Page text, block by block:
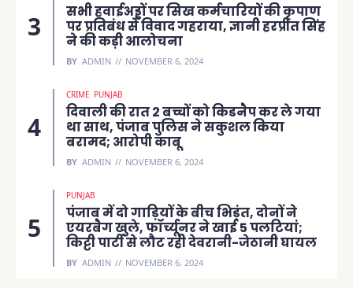
सभी हवाईअड्डों पर सिख कर्मचारियों की कृपाण
पर प्रतिबंध से विवाद गहराया, ज्ञानी हरप्रीत सिंह
ने की कड़ी आलोचना
BY ADMIN NOVEMBER 6, 2024
CRIME PUNJAB
दिवाली की रात 2 बच्चों को किडनैप कर ले गया
था साथ, पंजाब पुलिस ने सकुशल किया
बरामद; आरोपी काबू
BY ADMIN NOVEMBER 6, 2024
PUNJAB
पंजाब में दो गाड़ियों के बीच भिड़ंत, दोनों ने
एयरबैग खुले, फॉर्च्यूनर ने खाई 5 पलटियां;
किट्टी पार्टी से लौट रही देवरानी-जेठानी घायल
BY ADMIN NOVEMBER 6, 2024